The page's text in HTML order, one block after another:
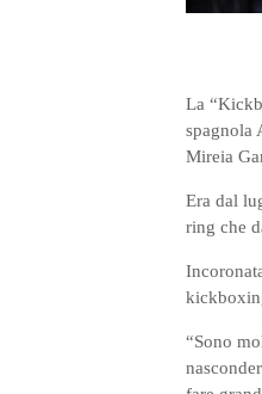
La
spagnola
Mireia
Era dal
ring che
“Sono